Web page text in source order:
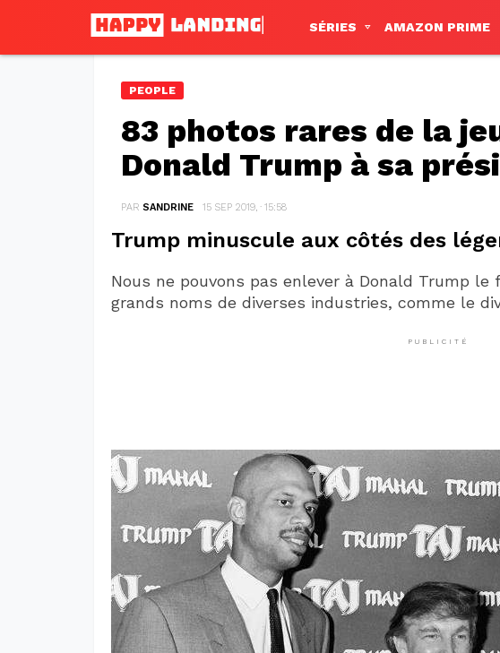
SÉRIES AMAZON PRIME
PEOPLE
83 photos rares de la
Donald Trump à sa
PAR SANDRINE 15 SEP 2019, · 15:58
Trump minuscule aux côtés des
Nous ne pouvons pas enlever à Donald Trump le
grands noms de diverses industries, comme le
PUBLICITÉ